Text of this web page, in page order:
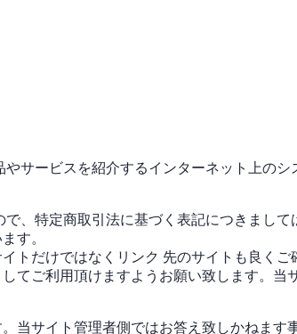
サービスを紹介するインターネット上のシ
、特定商取引法に基づく表記につきまして
す。
だけではなくリンク 先のサイトも良くご
てご利用頂けますようお願い致します。当
当サイト管理者側ではお答え致しかねます